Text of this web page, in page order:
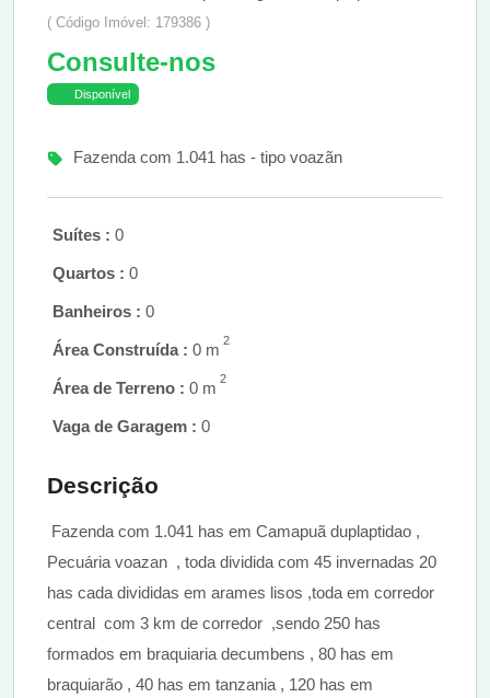
( Código Imóvel: 179386 )
Consulte-nos
Disponível
Fazenda com 1.041 has - tipo voazãn
Suítes : 0
Quartos : 0
Banheiros : 0
Área Construída : 0 m 2
Área de Terreno : 0 m 2
Vaga de Garagem : 0
Descrição
Fazenda com 1.041 has em Camapuã duplaptidao ,
Pecuária voazan , toda dividida com 45 invernadas 20
has cada divididas em arames lisos ,toda em corredor
central com 3 km de corredor ,sendo 250 has
formados em braquiaria decumbens , 80 has em
braquiarão , 40 has em tanzania , 120 has em